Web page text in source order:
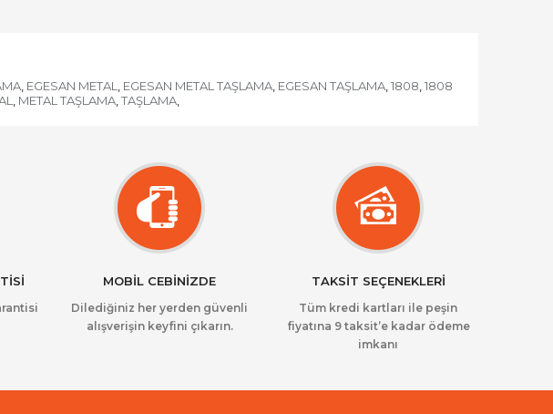
, EGESAN METAL , EGESAN METAL TAŞLAMA, EGESAN TAŞLAMA, 1808, 1808
, METAL TAŞLAMA, TAŞLAMA,
MOBİL CEBİNİZDE
Dilediğiniz her yerden güvenli
alışverişin keyfini çıkarın.
TAKSİT SEÇENEKLERİ
Tüm kredi kartları ile peşin
fiyatına 9 taksit’e kadar ödeme
imkanı